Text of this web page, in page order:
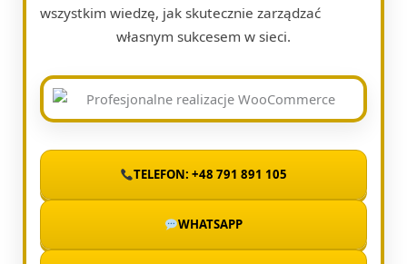
wszystkim wiedzę, jak skutecznie zarządzać
własnym sukcesem w sieci.
TELEFON: +48 791 891 105
WHATSAPP